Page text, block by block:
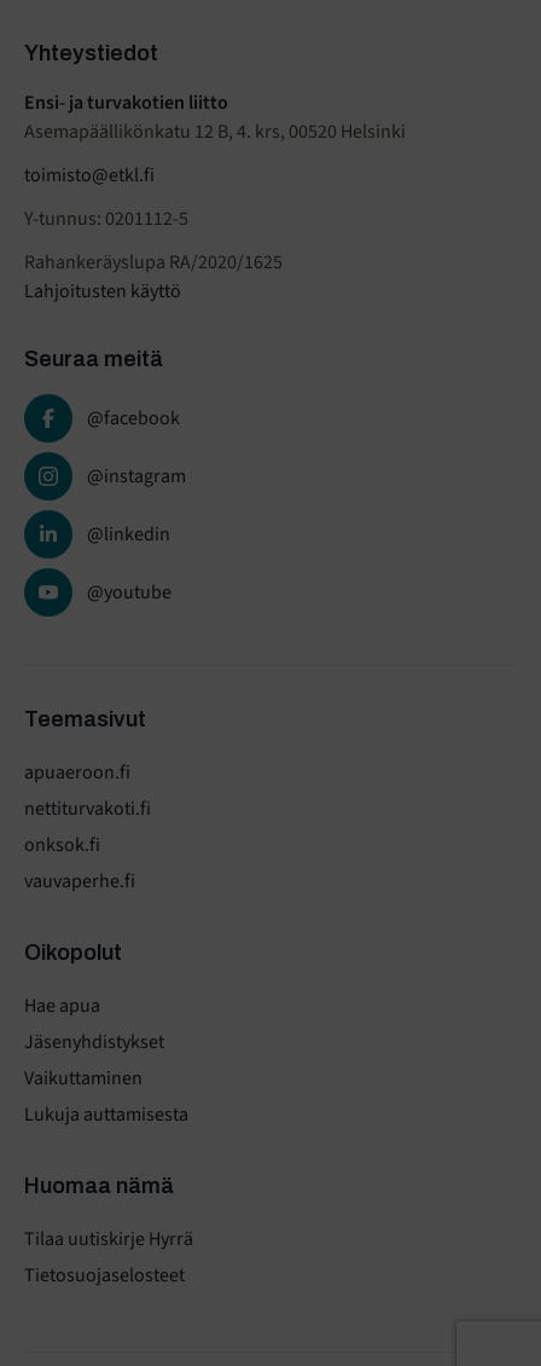
Yhteystiedot
Ensi- ja turvakotien liitto
Asemapäällikönkatu 12 B, 4. krs, 00520 Helsinki
toimisto@etkl.fi
Y-tunnus: 0201112-5
Rahankeräyslupa RA/2020/1625
Lahjoitusten käyttö
Seuraa meitä
@facebook
@instagram
@linkedin
@youtube
Teemasivut
apuaeroon.fi
nettiturvakoti.fi
onksok.fi
vauvaperhe.fi
Oikopolut
Hae apua
Jäsenyhdistykset
Vaikuttaminen
Lukuja auttamisesta
Huomaa nämä
Tilaa uutiskirje Hyrrä
Tietosuojaselosteet